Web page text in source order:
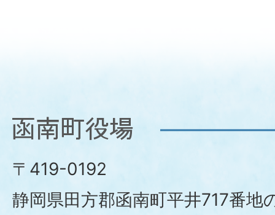
函
南
町
〒419-0192
静岡県田方郡函南町平井717番地